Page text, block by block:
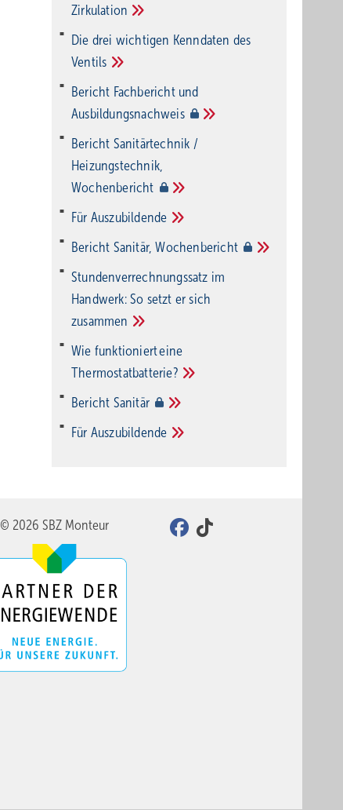
Zirkulation
Die drei wichtigen Kenndaten des
Ventils
Bericht Fachbericht und
Ausbildungsnachweis
Bericht Sanitärtechnik /
Heizungstechnik,
Wochenbericht
Für Auszubildende
Bericht Sanitär,Wochenbericht
Stundenverrechnungssatz im
Handwerk: So setzt er sich
zusammen
Wie funktioniert eine
Thermostatbatterie?
Bericht Sanitär
Für Auszubildende
© 2026 SBZ Monteur